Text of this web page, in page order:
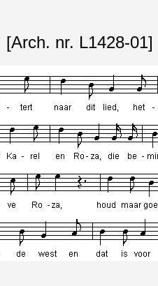
[Arch. nr. L1428-01]